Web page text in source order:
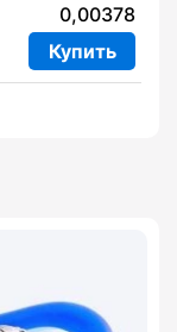
0,00378
Купить